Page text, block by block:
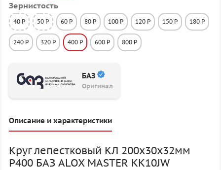
Зернистость
40 P 50 P 60 P 80 P 100 P 120 P 150 P 180 P
240 P 320 P 400 P 600 P 800 P
БАЗ
Оригинал
Описание и характеристики
Круг лепестковый КЛ 200х30х32мм
P400 БАЗ ALOX MASTER KK10JW